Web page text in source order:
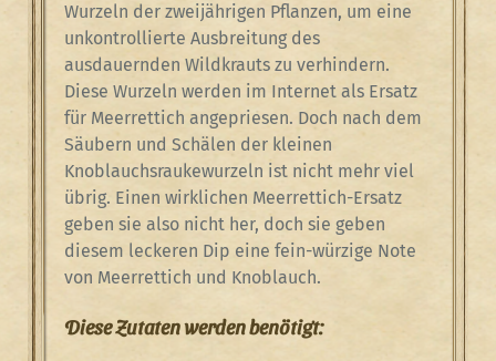
Wurzeln der zweijährigen Pflanzen, um eine
unkontrollierte Ausbreitung des
ausdauernden Wildkrauts zu verhindern.
Diese Wurzeln werden im Internet als Ersatz
für Meerrettich angepriesen. Doch nach dem
Säubern und Schälen der kleinen
Knoblauchsraukewurzeln ist nicht mehr viel
übrig. Einen wirklichen Meerrettich-Ersatz
geben sie also nicht her, doch sie geben
diesem leckeren Dip eine fein-würzige Note
von Meerrettich und Knoblauch.
Diese Zutaten werden benötigt: